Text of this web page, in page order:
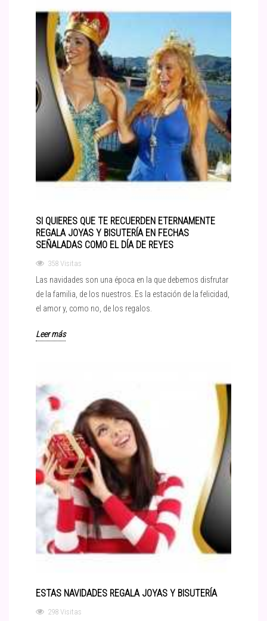
SI QUIERES QUE TE RECUERDEN ETERNAMENTE
REGALA JOYAS Y BISUTERÍA EN FECHAS
SEÑALADAS COMO EL DÍA DE REYES
358 Visitas
Las navidades son una época en la que debemos disfrutar
de la familia, de los nuestros. Es la estación de la felicidad,
el amor y, como no, de los regalos.
Leer más
ESTAS NAVIDADES REGALA JOYAS Y BISUTERÍA
298 Visitas